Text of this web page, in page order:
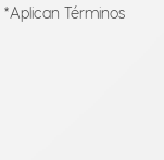
*Aplican Términos